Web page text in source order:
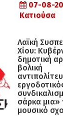
07-08-
Κατιούσα
Λαϊκή
Χίου:
δημοτική
βολική
σάρκα μια»
μουσικό